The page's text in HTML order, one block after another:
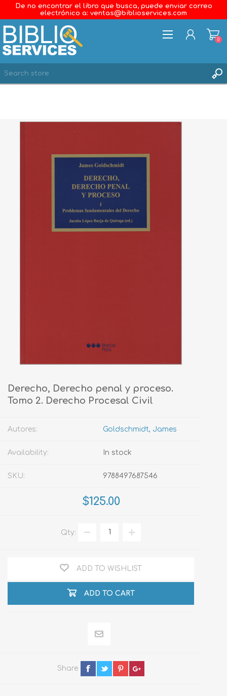
De no encontrar el libro que busca, puede enviar correo
electrónico a: ventas@biblioservices.com
WISHLIST
0
0
Derecho, Derecho penal y proceso.
Tomo 2. Derecho Procesal Civil
Autores: Goldschmidt, James
Availability: In stock
SKU: 9788497687546
$125.00
Qty:
ADD TO WISHLIST
ADD TO CART
Share